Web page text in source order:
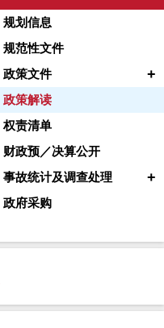
规划信息
规范性文件
政策文件 +
政策解读
权责清单
财政预／决算公开
事故统计及调查处理 +
政府采购